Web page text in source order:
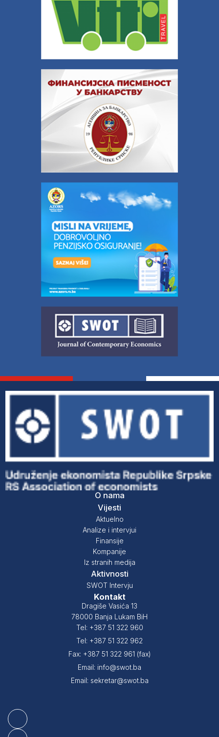
O nama
Vijesti
Aktuelno
Analize i intervjui
Finansije
Kompanije
Iz stranih medija
Aktivnosti
SWOT Intervju
Kontakt
Dragiše Vasića 13
78000 Banja Lukam BiH
Tel: +387 51 322 960
Tel: +387 51 322 962
Fax: +387 51 322 961 (fax)
Email: info@swot.ba
Email: sekretar@swot.ba